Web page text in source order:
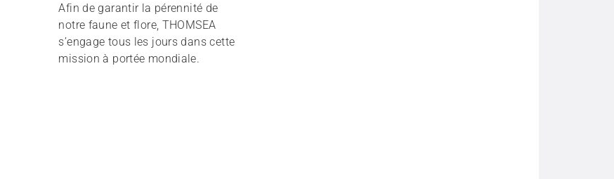
Afin de garantir la pérennité de
notre faune et flore, THOMSEA
s’engage tous les jours dans cette
mission à portée mondiale.